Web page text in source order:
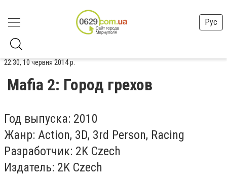
Рус
22:30, 10 червня 2014 р.
Mafia 2: Город грехов
Год выпуска: 2010
Жанр: Action, 3D, 3rd Person, Racing
Разработчик: 2K Czech
Издатель: 2K Czech